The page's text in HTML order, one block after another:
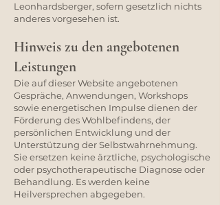
Leonhardsberger, sofern gesetzlich nichts
anderes vorgesehen ist.
Hinweis zu den angebotenen
Leistungen
Die auf dieser Website angebotenen
Gespräche, Anwendungen, Workshops
sowie energetischen Impulse dienen der
Förderung des Wohlbefindens, der
persönlichen Entwicklung und der
Unterstützung der Selbstwahrnehmung.
Sie ersetzen keine ärztliche, psychologische
oder psychotherapeutische Diagnose oder
Behandlung. Es werden keine
Heilversprechen abgegeben.